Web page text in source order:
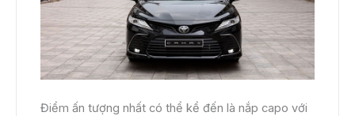
Điểm ấn tượng nhất có thể kể đến là nắp capo với